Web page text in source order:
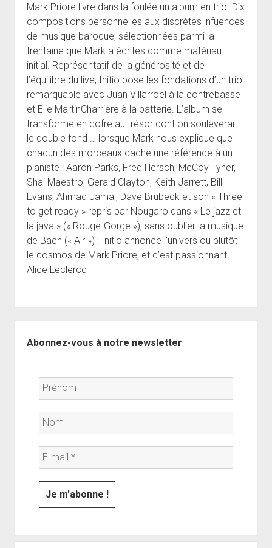
Mark Priore livre dans la foulée un album en trio. Dix
compositions personnelles aux discrètes infuences
de musique baroque, sélectionnées parmi la
trentaine que Mark a écrites comme matériau
initial. Représentatif de la générosité et de
l’équilibre du live, Initio pose les fondations d’un trio
remarquable avec Juan Villarroel à la contrebasse
et Elie MartinCharrière à la batterie. L’album se
transforme en cofre au trésor dont on soulèverait
le double fond … lorsque Mark nous explique que
chacun des morceaux cache une référence à un
pianiste : Aaron Parks, Fred Hersch, McCoy Tyner,
Shai Maestro, Gerald Clayton, Keith Jarrett, Bill
Evans, Ahmad Jamal, Dave Brubeck et son « Three
to get ready » repris par Nougaro dans « Le jazz et
la java » (« Rouge-Gorge »), sans oublier la musique
de Bach (« Air ») : Initio annonce l’univers ou plutôt
le cosmos de Mark Priore, et c’est passionnant.
Alice Leclercq
Abonnez-vous à notre newsletter